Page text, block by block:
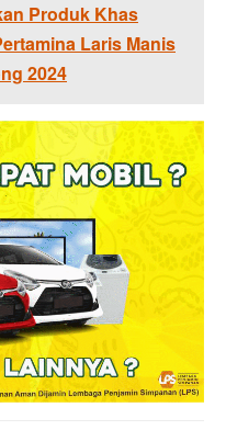
Produk Khas
Laris Manis
2024